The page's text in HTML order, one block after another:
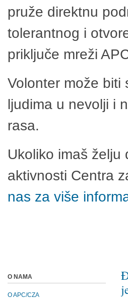
pruže direktnu
tolerantnog i
priključe mreži
Volonter može biti
ljudima u nevolji i
rasa.
Ukoliko imaš
aktivnosti Centra
nas za više
O NAMA
O APC/CZA